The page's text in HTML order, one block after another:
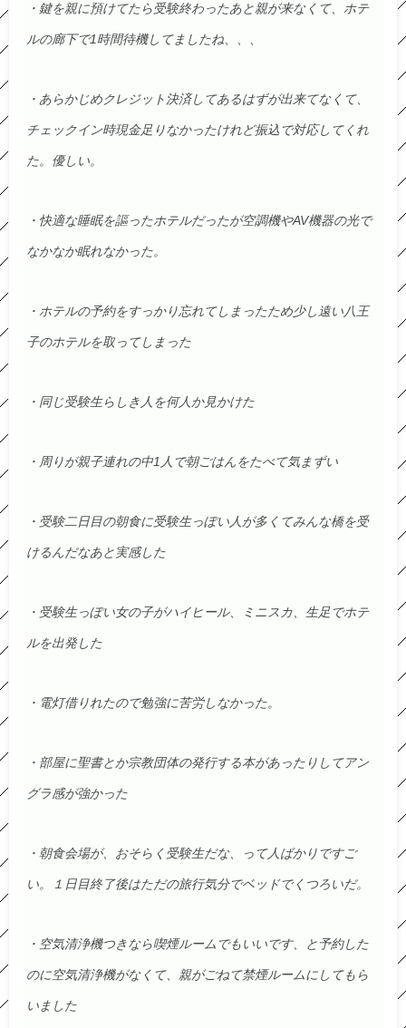
・鍵を親に預けてたら受験終わったあと親が来なくて、ホテ
ルの廊下で1時間待機してましたね、、、
・あらかじめクレジット決済してあるはずが出来てなくて、
チェックイン時現金足りなかったけれど振込で対応してくれ
た。優しい。
・快適な睡眠を謳ったホテルだったが空調機やAV機器の光で
なかなか眠れなかった。
・ホテルの予約をすっかり忘れてしまったため少し遠い八王
子のホテルを取ってしまった
・同じ受験生らしき人を何人か見かけた
・周りが親子連れの中1人で朝ごはんをたべて気まずい
・受験二日目の朝食に受験生っぽい人が多くてみんな橋を受
けるんだなあと実感した
・受験生っぽい女の子がハイヒール、ミニスカ、生足でホテ
ルを出発した
・電灯借りれたので勉強に苦労しなかった。
・部屋に聖書とか宗教団体の発行する本があったりしてアン
グラ感が強かった
・朝食会場が、おそらく受験生だな、って人ばかりですご
い。１日目終了後はただの旅行気分でベッドでくつろいだ。
・空気清浄機つきなら喫煙ルームでもいいです、と予約した
のに空気清浄機がなくて、親がごねて禁煙ルームにしてもら
いました